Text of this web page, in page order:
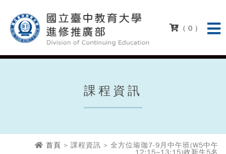
( 0 )
課程資訊
首頁 > 課程資訊 > 全方位瑜珈7-9月中午班(W5中午
12:15~13:15)收新生5名